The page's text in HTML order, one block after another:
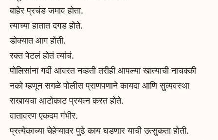
बाहेर प्रचंड जमाव होता.
त्याच्या हातात दगड होते.
डोक्यात आग होती.
रक्त पेटलं होतं त्यांचं.
पोलिसांना गर्दी आवरत नव्हती तरीही आपल्या खात्याची नाचक्की
नको म्हणून सगळे पोलीस प्राणपणाने कायदा आणि सुव्यवस्था
राखायचा आटोकाट प्रयत्न करत होते.
वातावरण एकदम गंभीर.
प्रत्येकाच्या चेहेऱ्यावर पुढे काय घडणार याची उत्सुकता होती.